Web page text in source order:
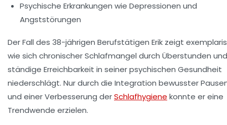
Psychische Erkrankungen wie Depressionen und
Angststörungen
Der Fall des 38-jährigen Berufstätigen Erik zeigt
wie sich chronischer Schlafmangel durch Überstunden und
ständige Erreichbarkeit in seiner psychischen Gesundheit
niederschlägt. Nur durch die Integration bewusster
und einer Verbesserung derSchlafhygiene konnte er eine
Trendwende erzielen.